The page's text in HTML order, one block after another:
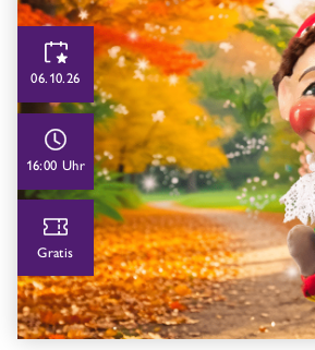
06.10.26
16:00 Uhr
Gratis